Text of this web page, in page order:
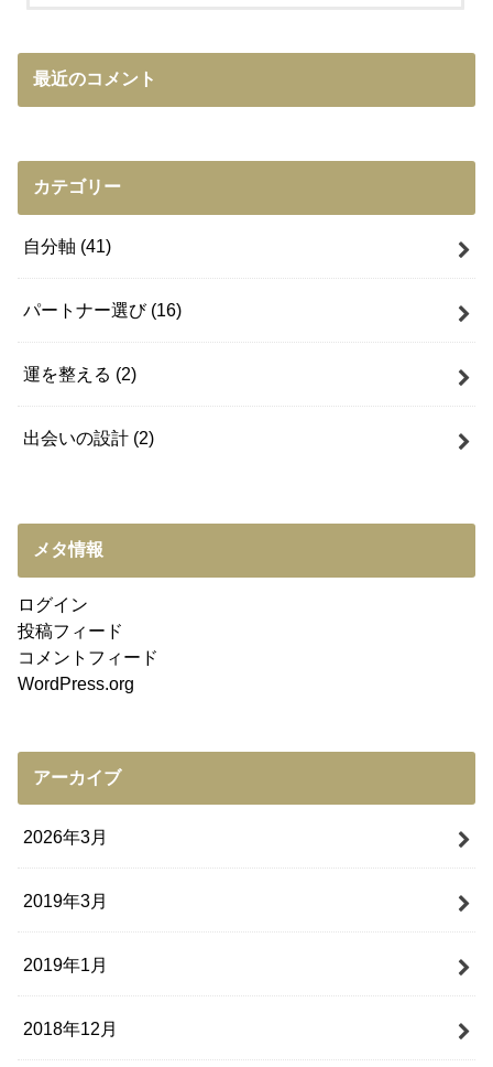
最近のコメント
カテゴリー
自分軸 (41)
パートナー選び (16)
運を整える (2)
出会いの設計 (2)
メタ情報
ログイン
投稿フィード
コメントフィード
WordPress.org
アーカイブ
2026年3月
2019年3月
2019年1月
2018年12月